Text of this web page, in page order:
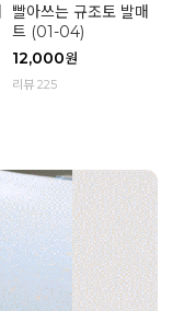
빨아쓰는 규조토 발매
트 (01-04)
12,000원
리뷰 225